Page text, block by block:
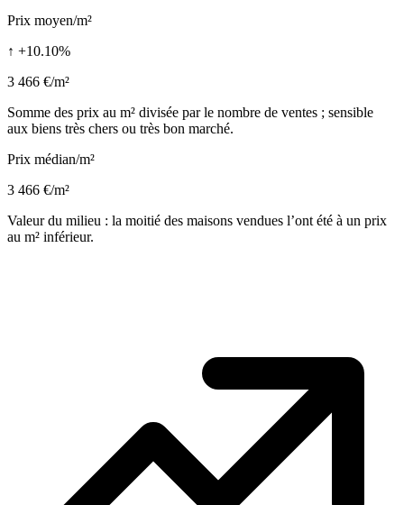
Prix moyen/m²
↑ +10.10%
3 466 €/m²
Somme des prix au m² divisée par le nombre de ventes ; sensible
aux biens très chers ou très bon marché.
Prix médian/m²
3 466 €/m²
Valeur du milieu : la moitié des maisons vendues l’ont été à un prix
au m² inférieur.